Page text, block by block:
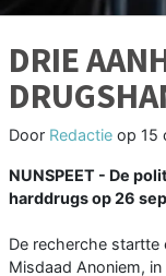
DRIE
Door Redactie op 15
NUNSPEET - De
harddrugs op 26
De recherche startte
Misdaad Anoniem,